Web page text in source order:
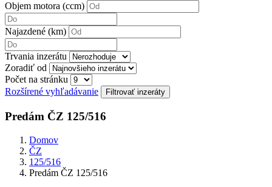
Objem motora (ccm)
Najazdené (km)
Trvania inzerátu
Zoradiť od
Počet na stránku
Rozšírené vyhľadávanie
Predám ČZ 125/516
Domov
ČZ
125/516
Predám ČZ 125/516